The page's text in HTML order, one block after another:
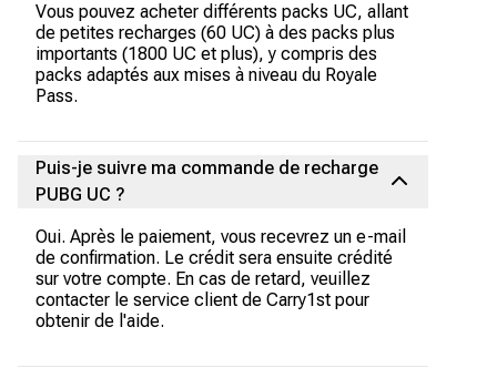
Vous pouvez acheter différents packs UC, allant
de petites recharges (60 UC) à des packs plus
importants (1800 UC et plus), y compris des
packs adaptés aux mises à niveau du Royale
Pass.
Puis-je suivre ma commande de recharge
PUBG UC ?
Oui. Après le paiement, vous recevrez un e-mail
de confirmation. Le crédit sera ensuite crédité
sur votre compte. En cas de retard, veuillez
contacter le service client de Carry1st pour
obtenir de l'aide.